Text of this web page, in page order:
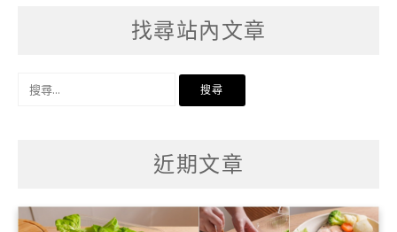
找尋站內文章
近期文章